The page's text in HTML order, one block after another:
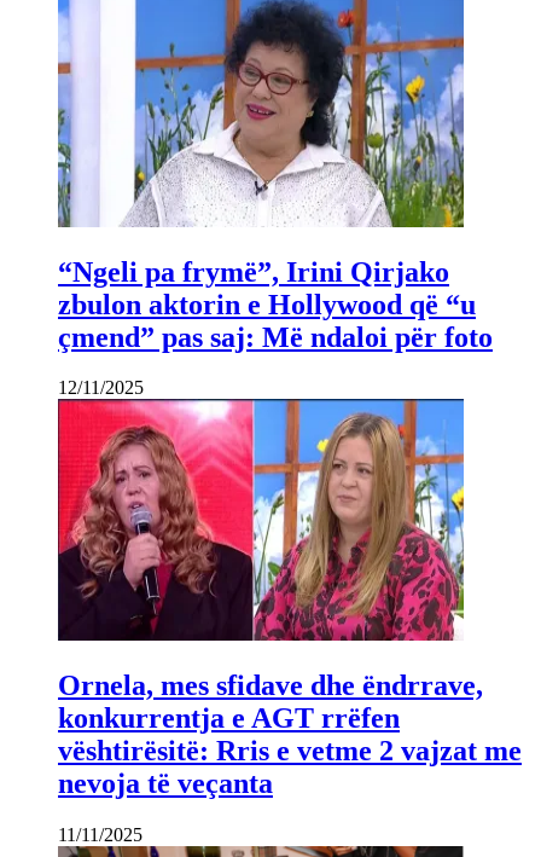
“Ngeli pa frymë”, Irini Qirjako
zbulon aktorin e Hollywood që “u
çmend” pas saj: Më ndaloi për foto
12/11/2025
Ornela, mes sfidave dhe ëndrrave,
konkurrentja e AGT rrëfen
vështirësitë: Rris e vetme 2 vajzat me
nevoja të veçanta
11/11/2025